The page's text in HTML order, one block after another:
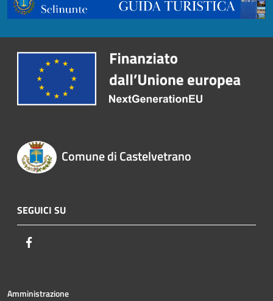
Comune di Castelvetrano
SEGUICI SU
Amministrazione